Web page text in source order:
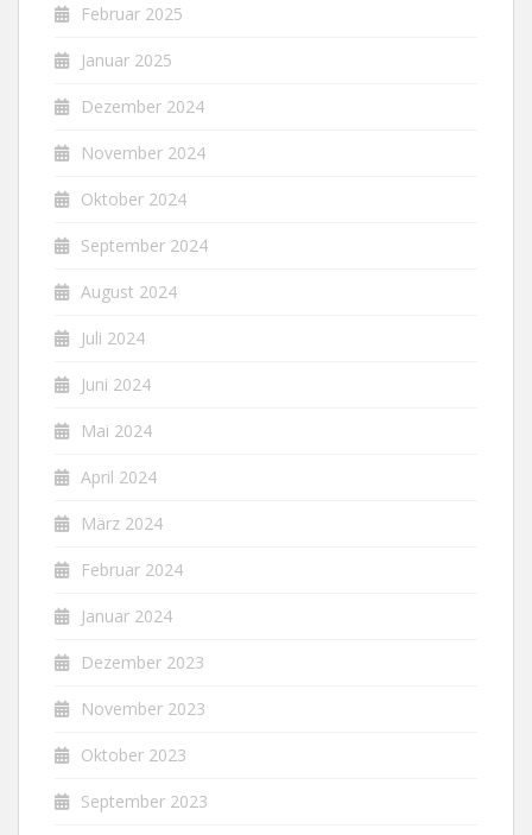
Februar 2025
Januar 2025
Dezember 2024
November 2024
Oktober 2024
September 2024
August 2024
Juli 2024
Juni 2024
Mai 2024
April 2024
März 2024
Februar 2024
Januar 2024
Dezember 2023
November 2023
Oktober 2023
September 2023